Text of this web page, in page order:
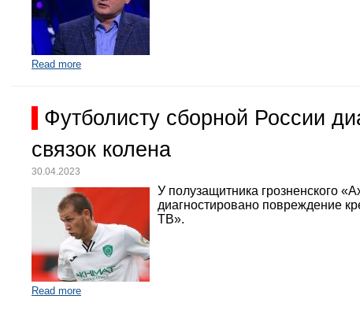
Read more
Футболисту сборной России
связок колена
30.04.2023
У полузащитника грозненского
диагностировано повреждение
ТВ».
Read more